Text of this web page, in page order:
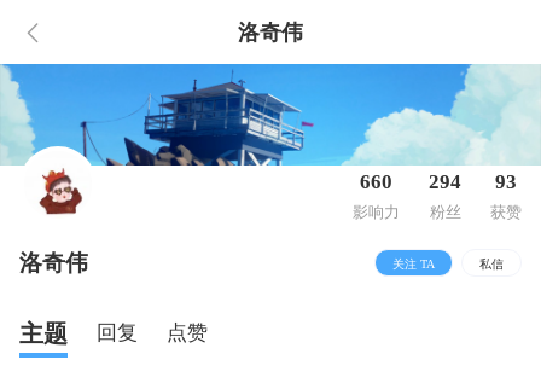
洛奇伟
660
影响力
294
粉丝
93
获赞
洛奇伟 关注 TA 私信
主题 回复 点赞